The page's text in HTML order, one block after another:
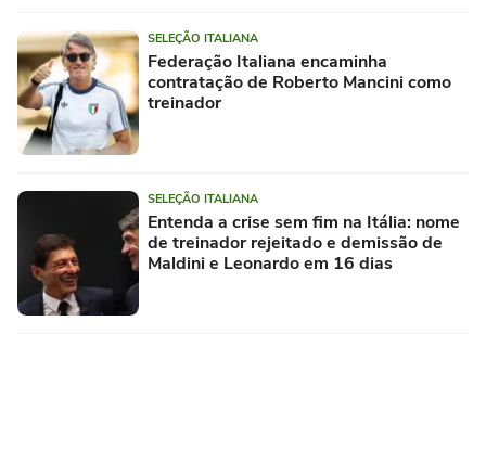
SELEÇÃO ITALIANA
Federação Italiana encaminha
contratação de Roberto Mancini como
treinador
SELEÇÃO ITALIANA
Entenda a crise sem fim na Itália: nome
de treinador rejeitado e demissão de
Maldini e Leonardo em 16 dias